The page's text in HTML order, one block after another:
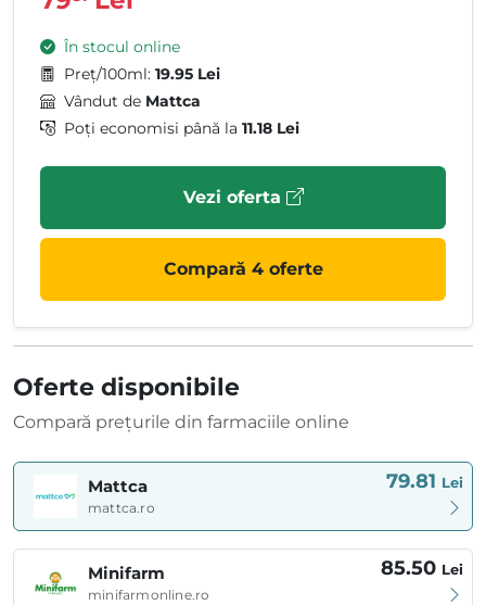
În stocul online
Preț/100ml: 19.95 Lei
Vândut de Mattca
Poți economisi până la 11.18 Lei
Vezi oferta
Compară 4 oferte
Oferte disponibile
Compară prețurile din farmaciile online
Mattca
mattca.ro
79.81 Lei
Minifarm
minifarmonline.ro
85.50 Lei